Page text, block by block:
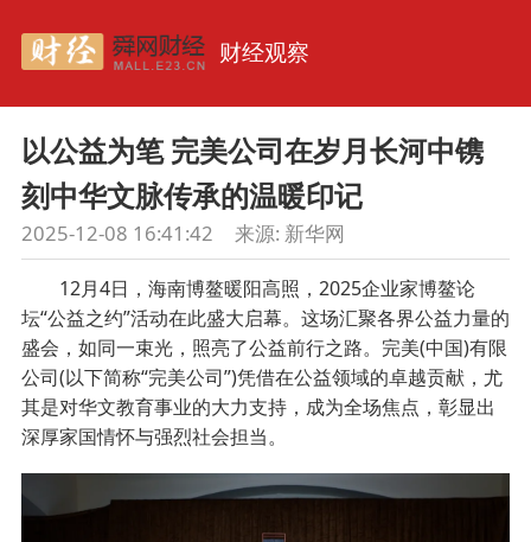
财经观察
以公益为笔 完美公司在岁月长河中镌
刻中华文脉传承的温暖印记
2025-12-08 16:41:42 来源: 新华网
12月4日，海南博鳌暖阳高照，2025企业家博鳌论
坛“公益之约”活动在此盛大启幕。这场汇聚各界公益力量的
盛会，如同一束光，照亮了公益前行之路。完美(中国)有限
公司(以下简称“完美公司”)凭借在公益领域的卓越贡献，尤
其是对华文教育事业的大力支持，成为全场焦点，彰显出
深厚家国情怀与强烈社会担当。